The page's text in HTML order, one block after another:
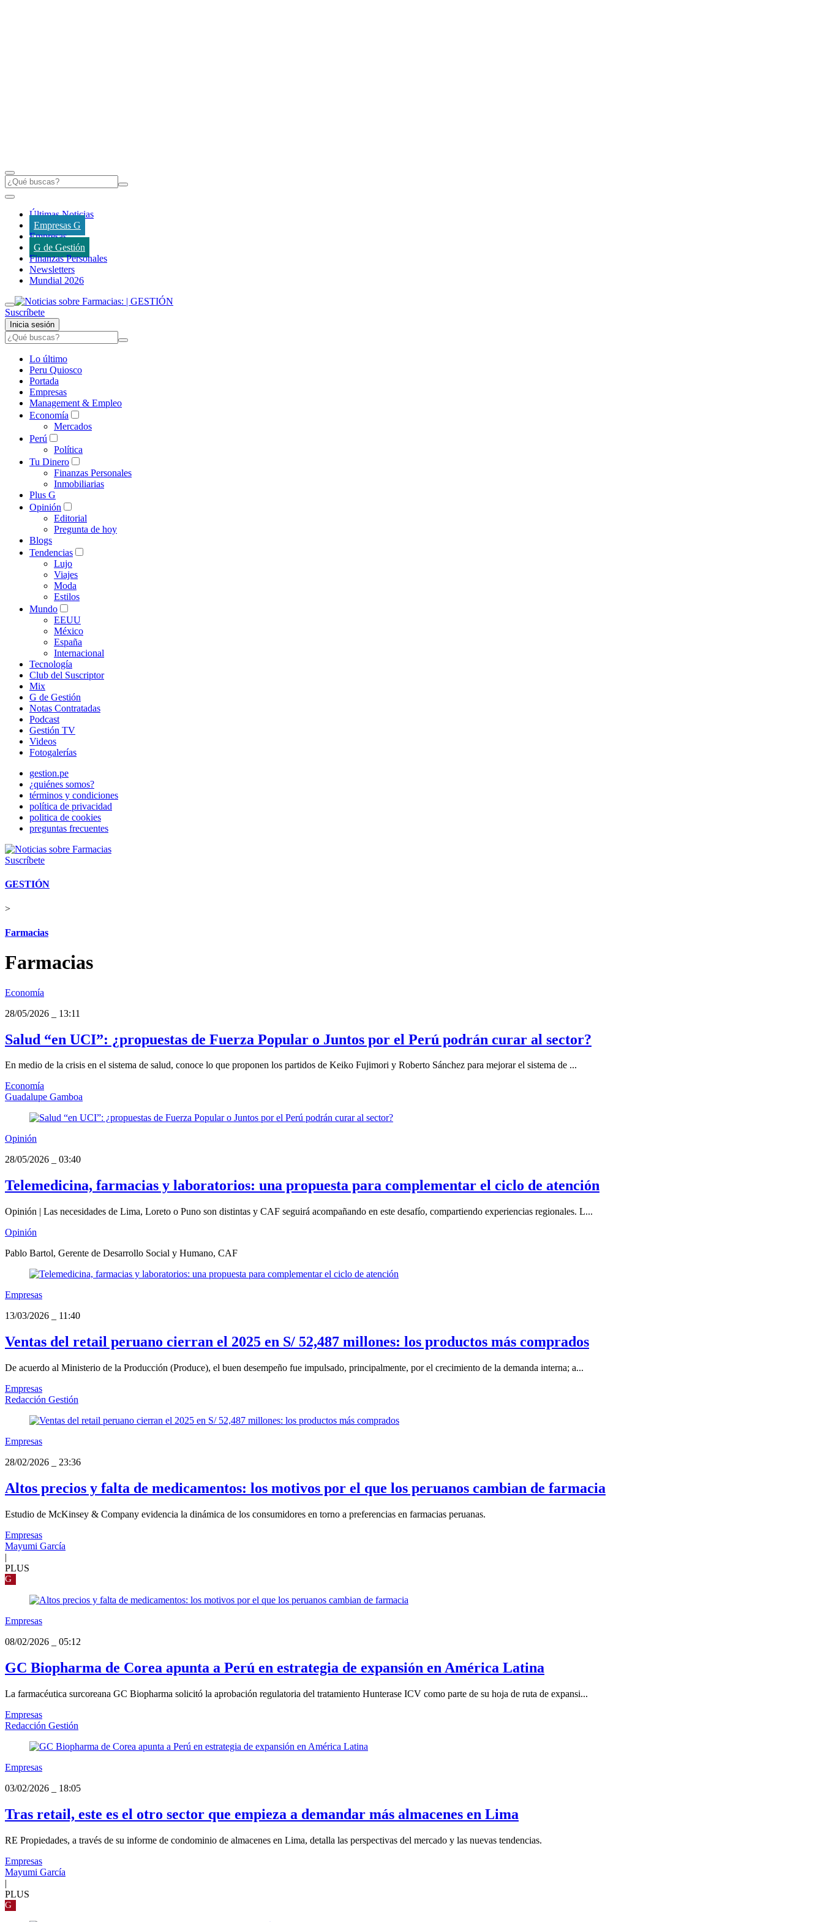
Últimas Noticias
Empresas G
Empresas
G de Gestión
Finanzas Personales
Newsletters
Mundial 2026
Suscríbete
Inicia sesión
Lo último
Peru Quiosco
Portada
Empresas
Management & Empleo
Economía
Mercados
Perú
Política
Tu Dinero
Finanzas Personales
Inmobiliarias
Plus G
Opinión
Editorial
Pregunta de hoy
Blogs
Tendencias
Lujo
Viajes
Moda
Estilos
Mundo
EEUU
México
España
Internacional
Tecnología
Club del Suscriptor
Mix
G de Gestión
Notas Contratadas
Podcast
Gestión TV
Videos
Fotogalerías
gestion.pe
¿quiénes somos?
términos y condiciones
política de privacidad
politica de cookies
preguntas frecuentes
Suscríbete
GESTIÓN
>
Farmacias
Farmacias
Economía
28/05/2026
13:11
Salud “en UCI”: ¿propuestas de Fuerza Popular o Juntos por el Perú podrán curar al sector?
En medio de la crisis en el sistema de salud, conoce lo que proponen los partidos de Keiko Fujimori y Roberto Sánchez para mejorar el sistema de ...
Economía
Guadalupe Gamboa
Opinión
28/05/2026
03:40
Telemedicina, farmacias y laboratorios: una propuesta para complementar el ciclo de atención
Opinión | Las necesidades de Lima, Loreto o Puno son distintas y CAF seguirá acompañando en este desafío, compartiendo experiencias regionales. L...
Opinión
Pablo Bartol, Gerente de Desarrollo Social y Humano, CAF
Empresas
13/03/2026
11:40
Ventas del retail peruano cierran el 2025 en S/ 52,487 millones: los productos más comprados
De acuerdo al Ministerio de la Producción (Produce), el buen desempeño fue impulsado, principalmente, por el crecimiento de la demanda interna; a...
Empresas
Redacción Gestión
Empresas
28/02/2026
23:36
Altos precios y falta de medicamentos: los motivos por el que los peruanos cambian de farmacia
Estudio de McKinsey & Company evidencia la dinámica de los consumidores en torno a preferencias en farmacias peruanas.
Empresas
Mayumi García
|
PLUS
G
Empresas
08/02/2026
05:12
GC Biopharma de Corea apunta a Perú en estrategia de expansión en América Latina
La farmacéutica surcoreana GC Biopharma solicitó la aprobación regulatoria del tratamiento Hunterase ICV como parte de su hoja de ruta de expansi...
Empresas
Redacción Gestión
Empresas
03/02/2026
18:05
Tras retail, este es el otro sector que empieza a demandar más almacenes en Lima
RE Propiedades, a través de su informe de condominio de almacenes en Lima, detalla las perspectivas del mercado y las nuevas tendencias.
Empresas
Mayumi García
|
PLUS
G